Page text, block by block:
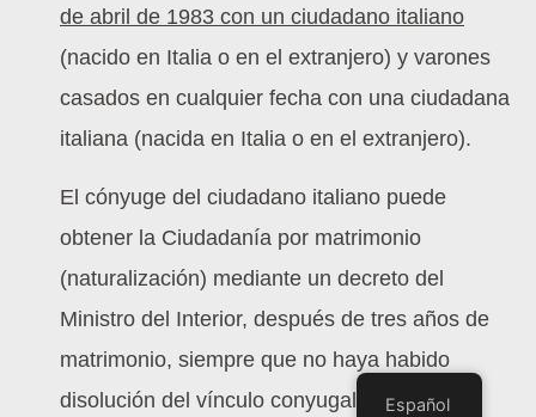
de abril de 1983 con un ciudadano italiano
(nacido en Italia o en el extranjero) y varones
casados en cualquier fecha con una ciudadana
italiana (nacida en Italia o en el extranjero).
El cónyuge del ciudadano italiano puede
obtener la Ciudadanía por matrimonio
(naturalización) mediante un decreto del
Ministro del Interior, después de tres años de
matrimonio, siempre que no haya habido
disolución del vínculo conyugal, anulación o
Español